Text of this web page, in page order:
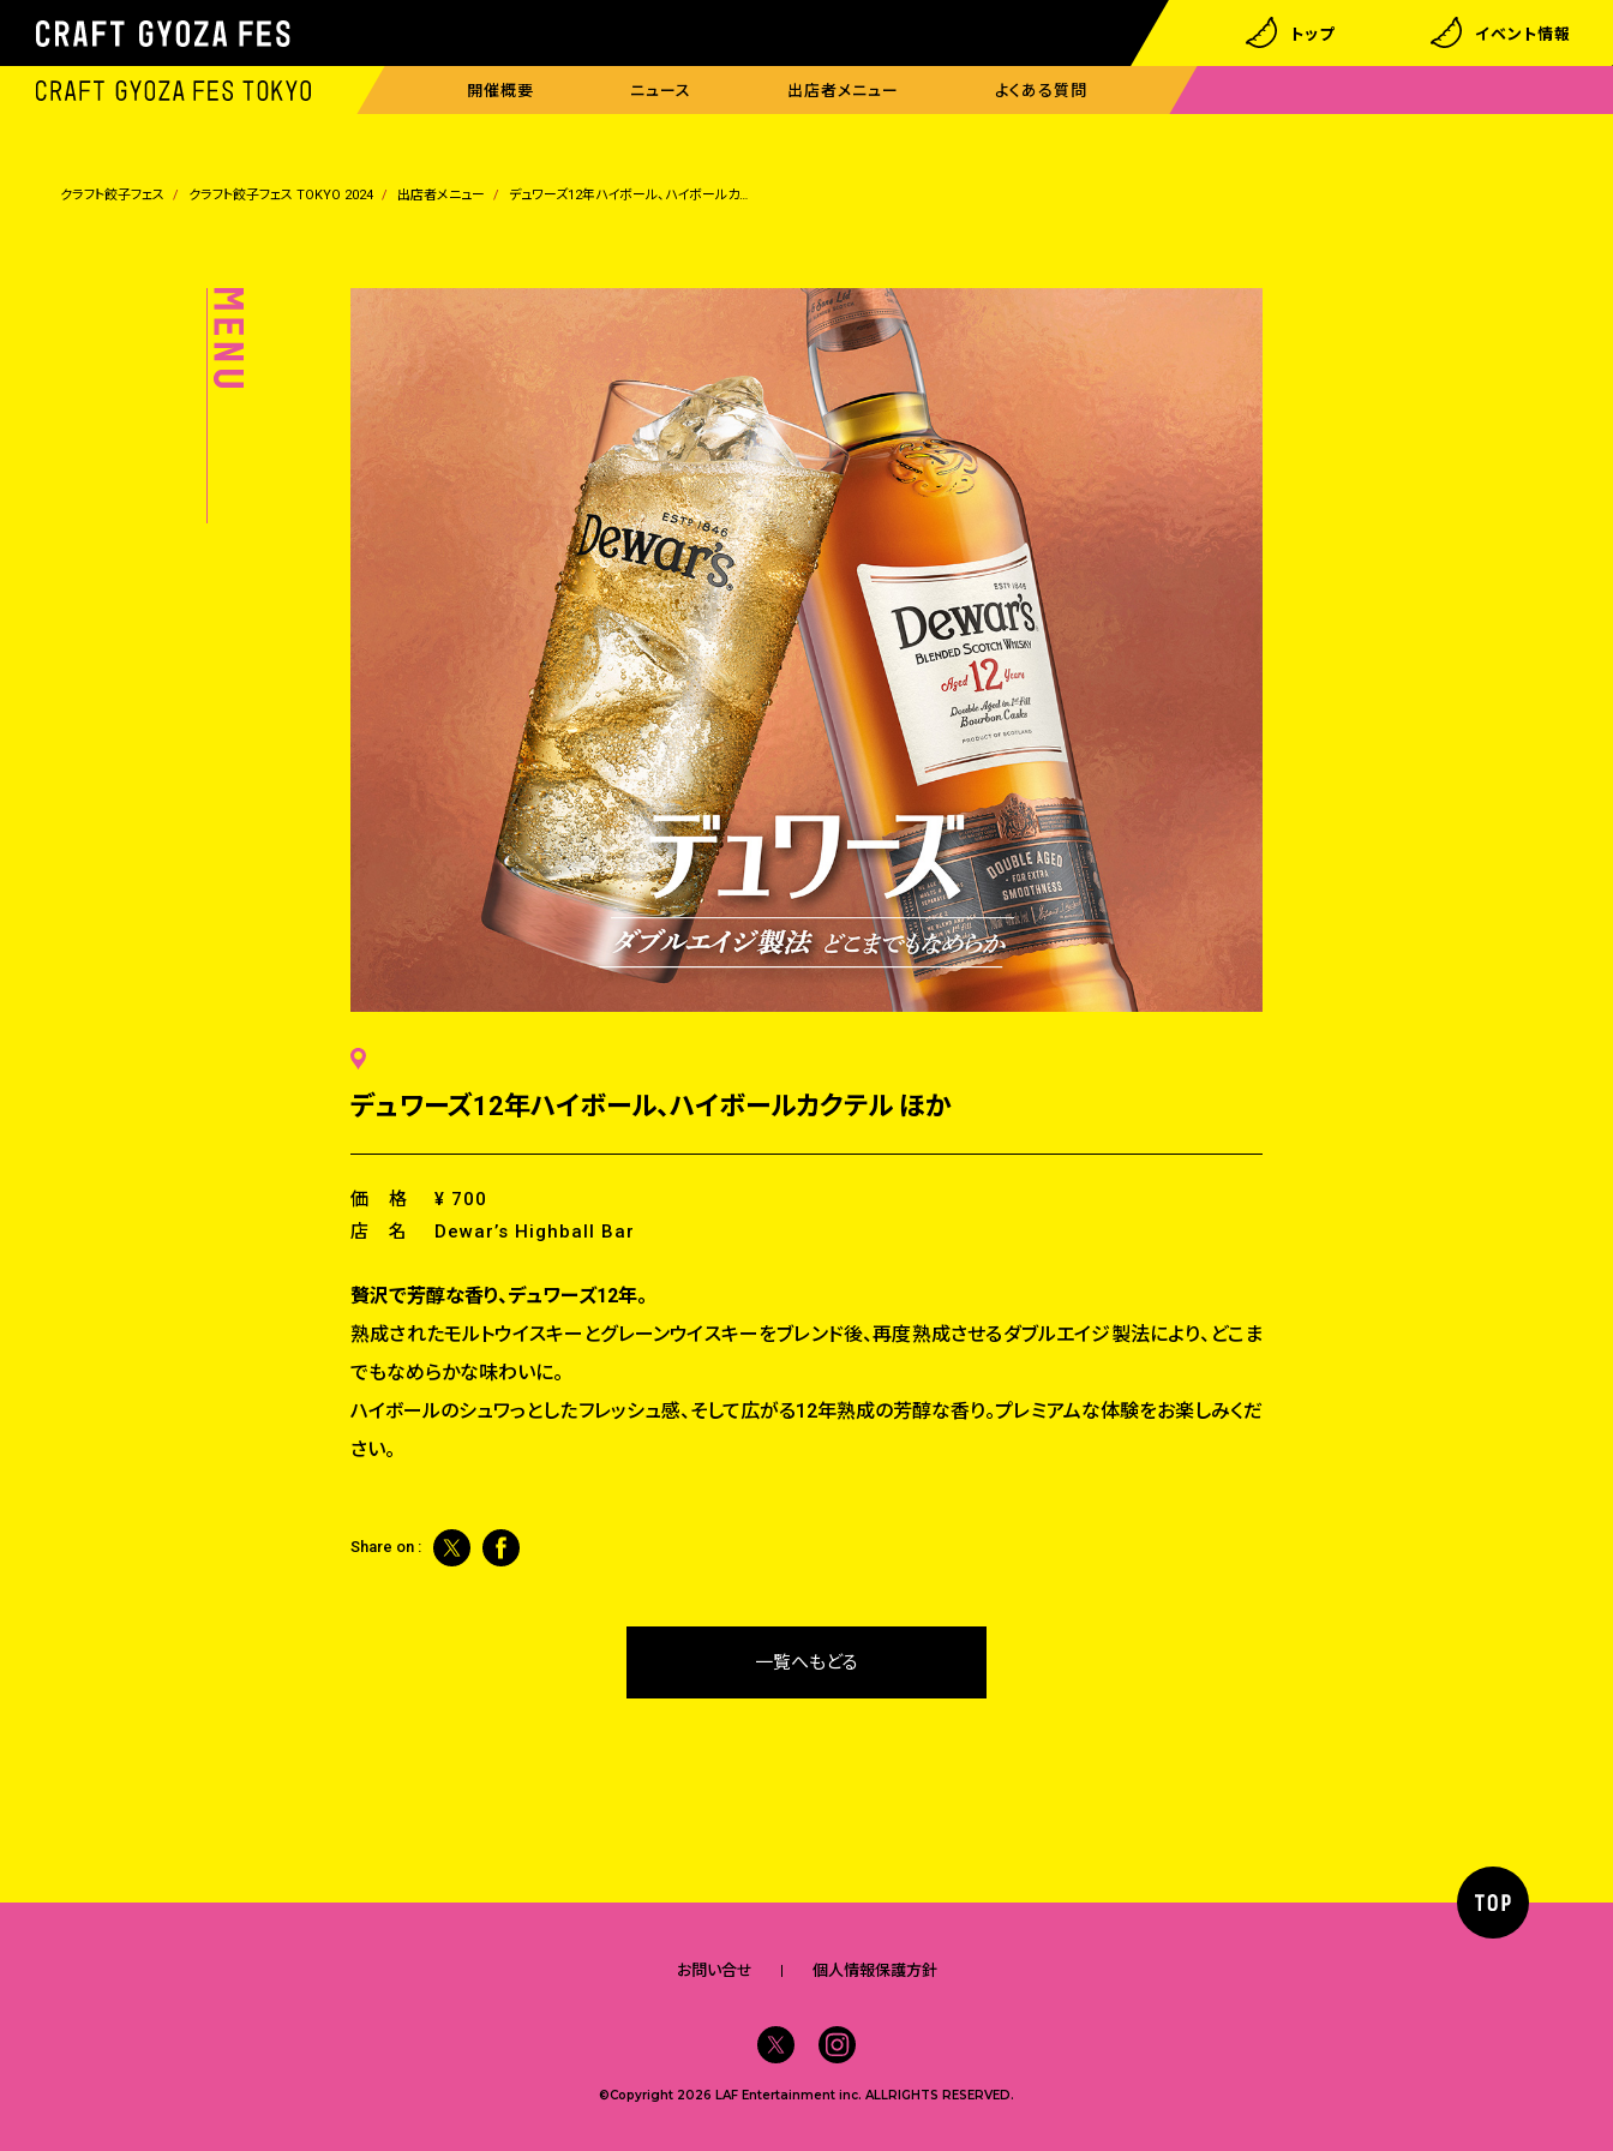
トップ イベント情報
開催概要 ニュース 出店者メニュー よくある質問
クラフト餃子フェス クラフト餃子フェス TOKYO 2024 出店者メニュー デュワーズ12年ハイボール、ハイボールカクテル ほか
デュワーズ12年ハイボール、ハイボールカクテル ほか
価 格
¥ 700
店 名
Dewar’s Highball Bar
贅沢で芳醇な香り、デュワーズ12年。
熟成されたモルトウイスキーとグレーンウイスキーをブレンド後、再度熟成させるダブルエイジ製法により、どこま
でもなめらかな味わいに。
ハイボールのシュワっとしたフレッシュ感、そして広がる12年熟成の芳醇な香り。プレミアムな体験をお楽しみくだ
さい。
Share on :
一覧へもどる
お問い合せ 個人情報保護方針
©Copyright 2026 LAF Entertainment inc. ALLRIGHTS RESERVED.